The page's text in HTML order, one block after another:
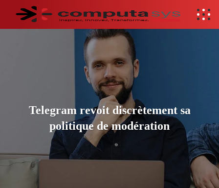
Telegram revoit discrètement sa
politique de modération